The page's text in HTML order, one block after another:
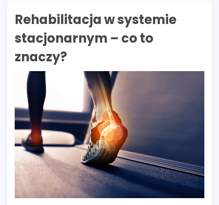
Rehabilitacja w systemie
stacjonarnym – co to
znaczy?